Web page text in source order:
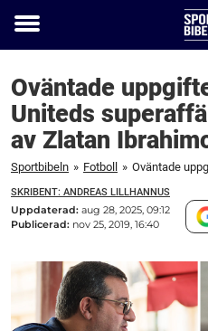
Toggle
Oväntade
Uniteds
av Zlatan
Sportbibeln » Fotboll »
SKRIBENT: ANDREAS LILLHANNUS
Uppdaterad: aug 28, 2025, 09:12
Publicerad: nov 25, 2019, 16:40